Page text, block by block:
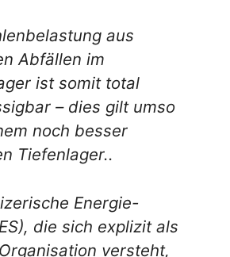
aus
Abfällen im
ist somit total
– dies gilt umso
noch besser
Tiefenlager..
Energie-
die sich explizit als
versteht,